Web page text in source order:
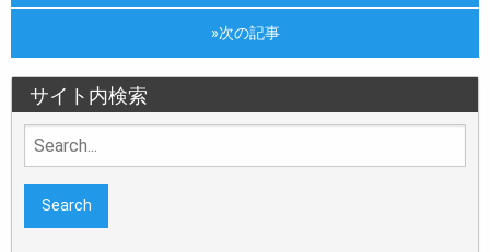
»次の記事
サイト内検索
Search
for: